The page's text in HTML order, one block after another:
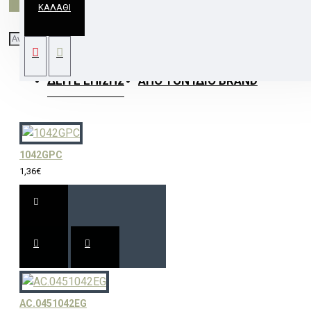
ΚΑΛΆΘΙ
ΣΠΟΤ ΧΩΝΕΥΤΟ ΧΡΥΣΟ XFP 12V 20W
ΔΕΊΤΕ ΕΠΊΣΗΣ ΑΠΌ ΤΟΝ ΊΔΙΟ BRAND
1042GPC
1,36€
AC.0451042EG